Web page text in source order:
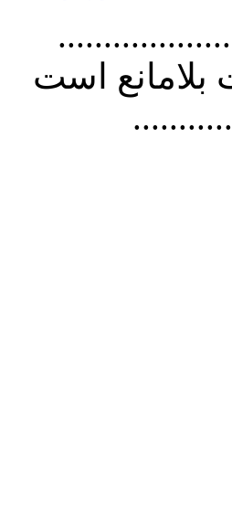
استفاده از
است